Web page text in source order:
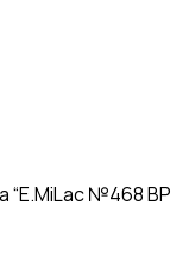
“E.MiLac №468 BP